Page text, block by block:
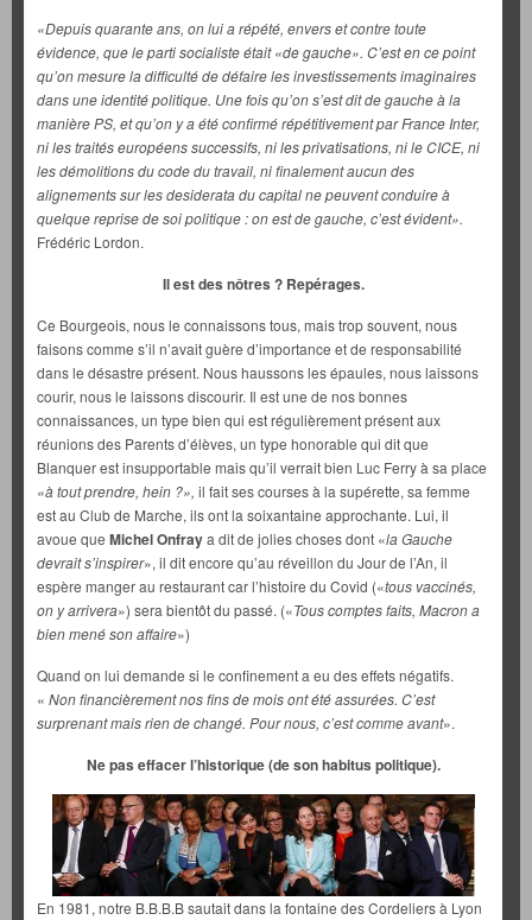
«Depuis quarante ans, on lui a répété, envers et contre toute
évidence, que le parti socialiste était «de gauche». C’est en ce point
qu’on mesure la difficulté de défaire les investissements imaginaires
dans une identité politique. Une fois qu’on s’est dit de gauche à la
manière PS, et qu’on y a été confirmé répétitivement par France Inter,
ni les traités européens successifs, ni les privatisations, ni le CICE, ni
les démolitions du code du travail, ni finalement aucun des
alignements sur les desiderata du capital ne peuvent conduire à
quelque reprise de soi politique : on est de gauche, c’est évident».
Frédéric Lordon.
Il est des nôtres ? Repérages.
Ce Bourgeois, nous le connaissons tous, mais trop souvent, nous
faisons comme s’il n’avait guère d’importance et de responsabilité
dans le désastre présent. Nous haussons les épaules, nous laissons
courir, nous le laissons discourir. Il est une de nos bonnes
connaissances, un type bien qui est régulièrement présent aux
réunions des Parents d’élèves, un type honorable qui dit que
Blanquer est insupportable mais qu’il verrait bien Luc Ferry à sa place
«à tout prendre, hein ?», il fait ses courses à la supérette, sa femme
est au Club de Marche, ils ont la soixantaine approchante. Lui, il
avoue que Michel Onfraya dit de jolies choses dont «la Gauche
devrait s’inspirer», il dit encore qu’au réveillon du Jour de l’An, il
espère manger au restaurant car l’histoire du Covid («tous vaccinés,
on y arrivera») sera bientôt du passé. («Tous comptes faits, Macron a
bien mené son affaire»)
Quand on lui demande si le confinement a eu des effets négatifs.
« Non financièrement nos fins de mois ont été assurées. C’est
surprenant mais rien de changé. Pour nous, c’est comme avant».
Ne pas effacer l’historique (de son habitus politique).
En 1981, notre B.B.B.B sautait dans la fontaine des Cordeliers à Lyon